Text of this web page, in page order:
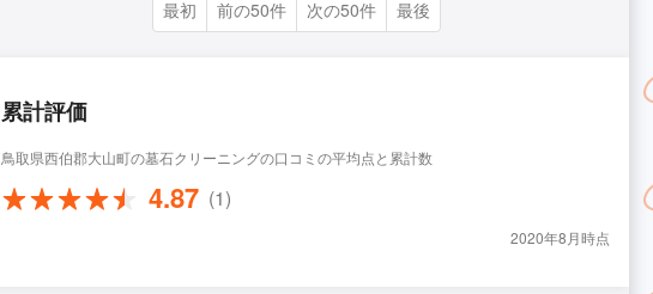
最初 前の50件 次の50件 最後
累計評価
鳥取県西伯郡大山町の墓石クリーニングの口コミの平均点と累計数
4.87 (1)
2020年8月時点